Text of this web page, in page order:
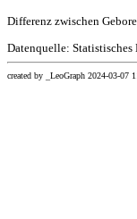
Differenz zwischen
Datenquelle: Statistisches
created by _LeoGraph 2024-03-07